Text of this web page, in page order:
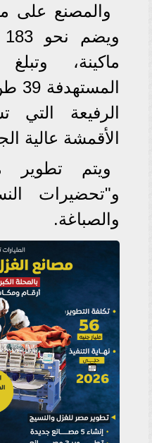
ماكينة،
الرفيعة التي
الأقمشة عالية
والصباغة.